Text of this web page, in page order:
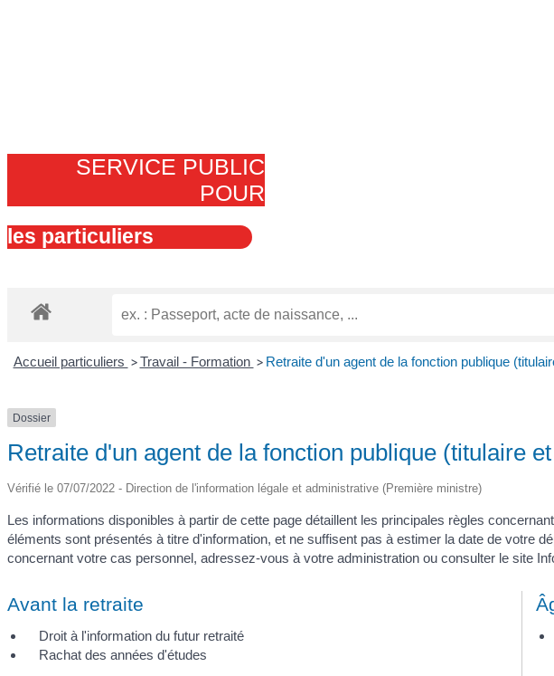
SERVICE PUBLIC
POUR​
les particuliers
Accueil particuliers > Travail - Formation > Retraite d'un agent de la fonction publique
Dossier
Retraite d'un agent de la fonction publique (titulaire
Vérifié le 07/07/2022 - Direction de l'information légale et administrative (Première ministre)
Les informations disponibles à partir de cette page détaillent les principales règles
éléments sont présentés à titre d'information, et ne suffisent pas à estimer la date de votre
concernant votre cas personnel, adressez-vous à votre administration ou consulter le site
Avant la retraite
Droit à l'information du futur retraité
Rachat des années d'études